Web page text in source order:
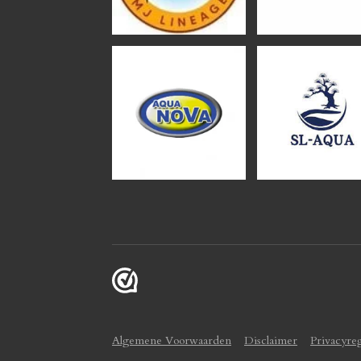
Algemene Voorwaarden Disclaimer